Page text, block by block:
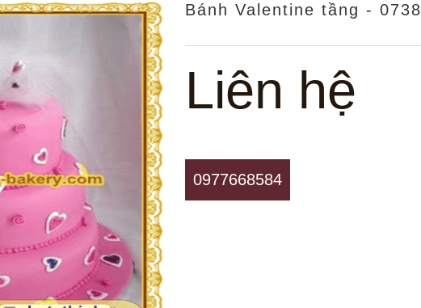
Bánh Valentine tầng - 0738
Liên hệ
0977668584